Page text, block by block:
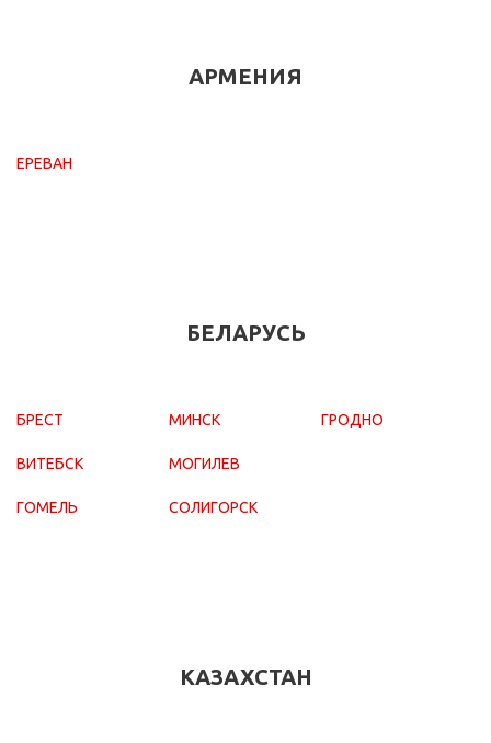
АРМЕНИЯ
ЕРЕВАН
БЕЛАРУСЬ
БРЕСТ
ВИТЕБСК
ГОМЕЛЬ
МИНСК
МОГИЛЕВ
СОЛИГОРСК
ГРОДНО
КАЗАХСТАН